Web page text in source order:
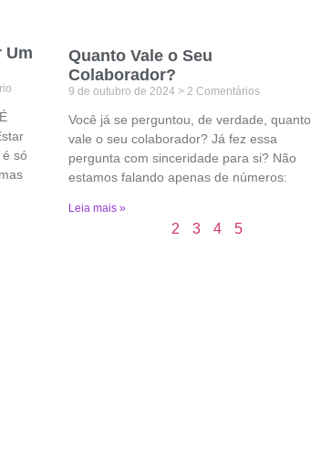
Um
só
Quanto Vale o Seu
Colaborador?
9 de outubro de 2024 2 Comentários
Você já se perguntou, de verdade, quanto
vale o seu colaborador? Já fez essa
pergunta com sinceridade para si? Não
estamos falando apenas de números:
Leia mais »
2 3 4 5